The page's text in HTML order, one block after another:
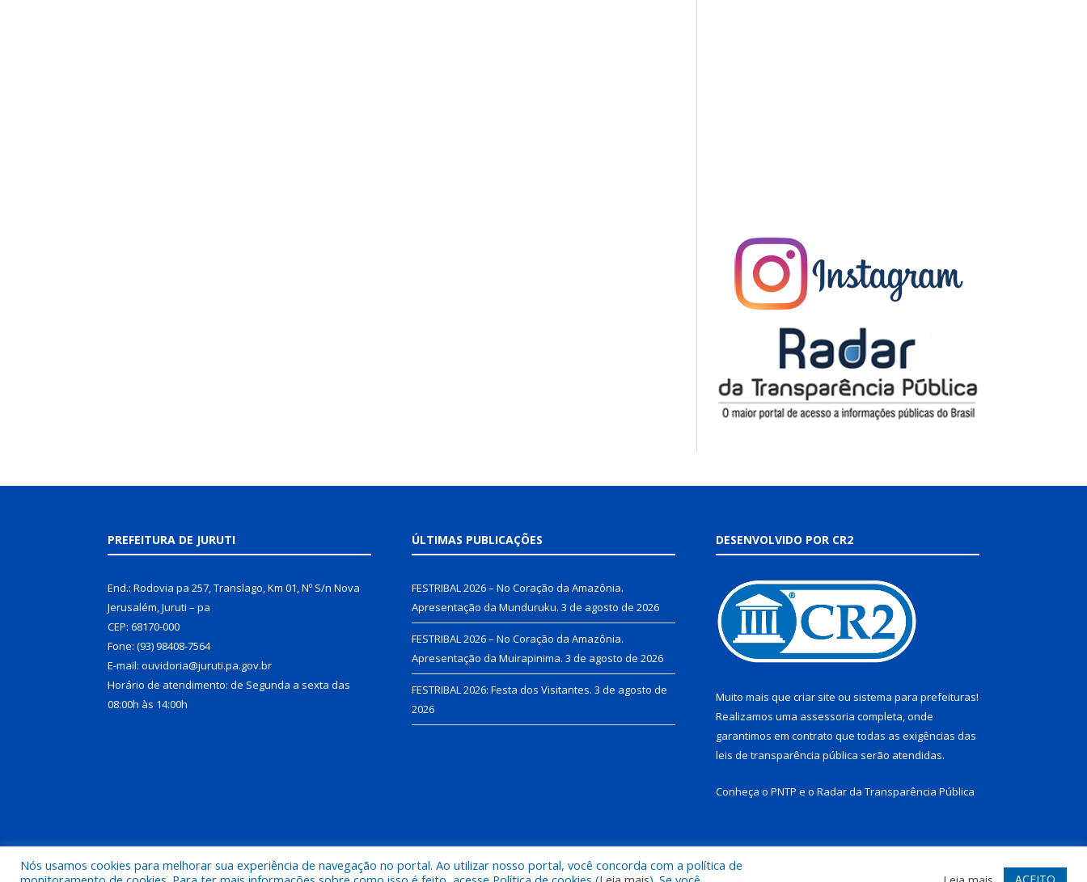
PREFEITURA DE JURUTI
End.: Rodovia pa 257, Translago, Km 01, Nº S/n Nova
Jerusalém, Juruti – pa
CEP: 68170-000
Fone: (93) 98408-7564
E-mail: ouvidoria@juruti.pa.gov.br
Horário de atendimento: de Segunda a sexta das
08:00h às 14:00h
ÚLTIMAS PUBLICAÇÕES
FESTRIBAL 2026 – No Coração da Amazônia.
Apresentação da Munduruku. 3 de agosto de 2026
FESTRIBAL 2026 – No Coração da Amazônia.
Apresentação da Muirapinima. 3 de agosto de 2026
FESTRIBAL 2026: Festa dos Visitantes. 3 de agosto de
2026
DESENVOLVIDO POR CR2
Muito mais que criar site ou sistema para prefeituras!
Realizamos uma assessoria completa, onde
garantimos em contrato que todas as exigências das
leis de transparência pública serão atendidas.
Conheça o PNTP e o Radar da Transparência Pública
Todos os direitos reservados a Prefeitura Municipal de Juruti. Mapa do Site Acessar Webmail
Nós usamos cookies para melhorar sua experiência de navegação no portal. Ao utilizar nosso portal, você concorda com a política de
ACEITO